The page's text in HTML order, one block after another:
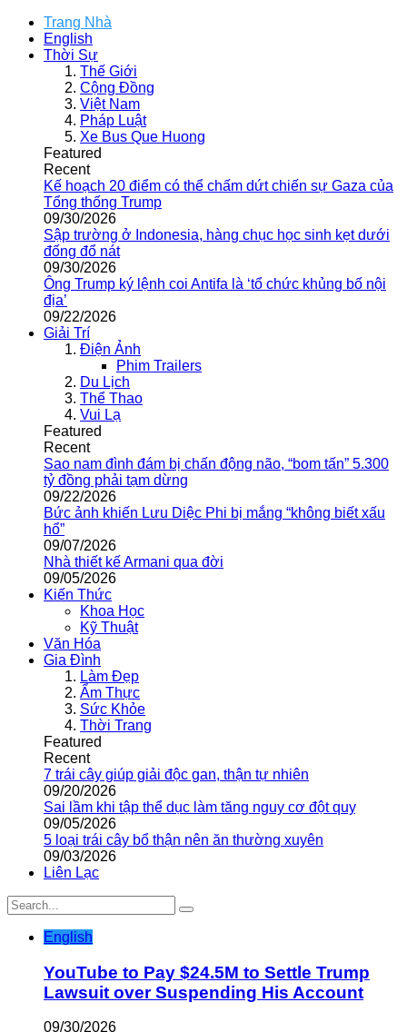
Trang Nhà
English
Thời Sự
Thế Giới
Cộng Đồng
Việt Nam
Pháp Luật
Xe Bus Que Huong
Featured
Recent
Kế hoạch 20 điểm có thể chấm dứt chiến sự Gaza của
Tổng thống Trump
09/30/2026
Sập trường ở Indonesia, hàng chục học sinh kẹt dưới
đống đổ nát
09/30/2026
Ông Trump ký lệnh coi Antifa là ‘tổ chức khủng bố nội
địa’
09/22/2026
Giải Trí
Điện Ảnh
Phim Trailers
Du Lịch
Thể Thao
Vui Lạ
Featured
Recent
Sao nam đình đám bị chấn động não, “bom tấn” 5.300
tỷ đồng phải tạm dừng
09/22/2026
Bức ảnh khiến Lưu Diệc Phi bị mắng “không biết xấu
hổ”
09/07/2026
Nhà thiết kế Armani qua đời
09/05/2026
Kiến Thức
Khoa Học
Kỹ Thuật
Văn Hóa
Gia Đình
Làm Đẹp
Ẩm Thực
Sức Khỏe
Thời Trang
Featured
Recent
7 trái cây giúp giải độc gan, thận tự nhiên
09/20/2026
Sai lầm khi tập thể dục làm tăng nguy cơ đột quỵ
09/05/2026
5 loại trái cây bổ thận nên ăn thường xuyên
09/03/2026
Liên Lạc
English
YouTube to Pay $24.5M to Settle Trump
Lawsuit over Suspending His Account
09/30/2026